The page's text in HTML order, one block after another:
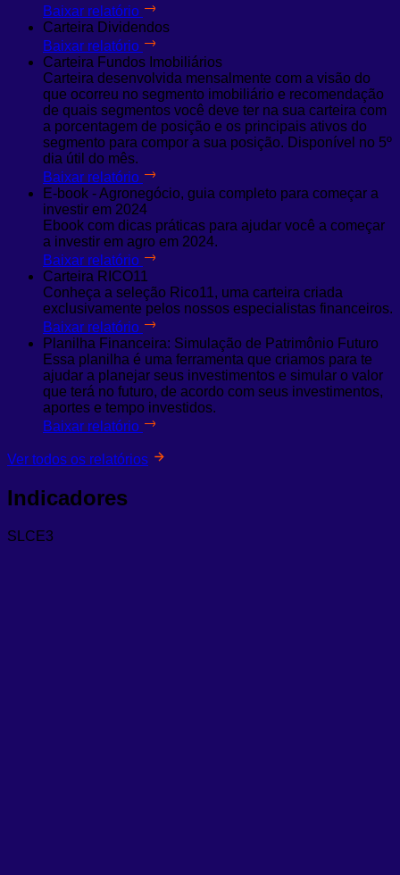
Baixar relatório
Carteira Dividendos
Baixar relatório
Carteira Fundos Imobiliários
Carteira desenvolvida mensalmente com a visão do
que ocorreu no segmento imobiliário e recomendação
de quais segmentos você deve ter na sua carteira com
a porcentagem de posição e os principais ativos do
segmento para compor a sua posição. Disponível no 5º
dia útil do mês.
Baixar relatório
E-book - Agronegócio, guia completo para começar a
investir em 2024
Ebook com dicas práticas para ajudar você a começar
a investir em agro em 2024.
Baixar relatório
Carteira RICO11
Conheça a seleção Rico11, uma carteira criada
exclusivamente pelos nossos especialistas financeiros.
Baixar relatório
Planilha Financeira: Simulação de Patrimônio Futuro
Essa planilha é uma ferramenta que criamos para te
ajudar a planejar seus investimentos e simular o valor
que terá no futuro, de acordo com seus investimentos,
aportes e tempo investidos.
Baixar relatório
Ver todos os relatórios
Indicadores
SLCE3